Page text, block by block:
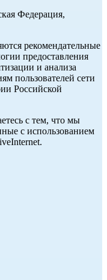
Федерация,
рекомендательные
предоставления
и анализа
пользователей сети
Российской
с тем, что мы
с использованием